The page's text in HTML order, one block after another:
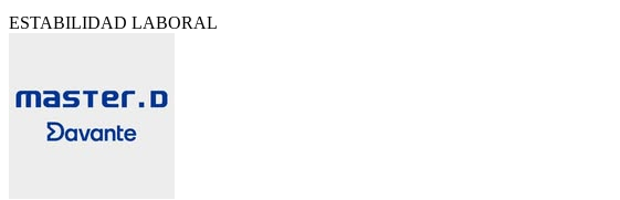
ESTABILIDAD LABORAL